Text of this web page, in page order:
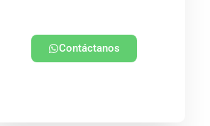
Contáctanos